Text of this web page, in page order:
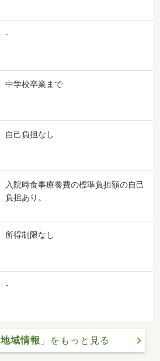
-
中学校卒業まで
自己負担なし
入院時食事療養費の標準負担額の自己
負担あり。
所得制限なし
-
地域情報 」をもっと見る